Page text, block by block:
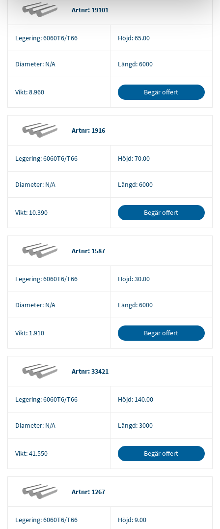
Artnr: 19101
Legering:6060T6/T66 Höjd:65.00
Diameter: N/A Längd:6000
Vikt:8.960 Begär offert
Artnr: 1916
Legering:6060T6/T66 Höjd:70.00
Diameter: N/A Längd:6000
Vikt: 10.390 Begär offert
Artnr: 1587
Legering:6060T6/T66 Höjd:30.00
Diameter: N/A Längd:6000
Vikt: 1.910 Begär offert
Artnr: 33421
Legering:6060T6/T66 Höjd: 140.00
Diameter: N/A Längd:3000
Vikt:41.550 Begär offert
Artnr: 1267
Legering:6060T6/T66 Höjd:9.00